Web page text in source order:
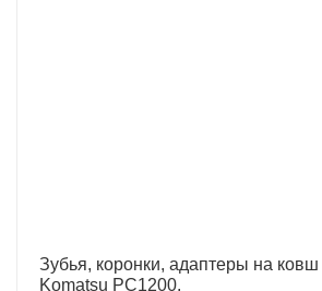
Зубья, коронки, адаптеры на ковш
Komatsu PC1200.